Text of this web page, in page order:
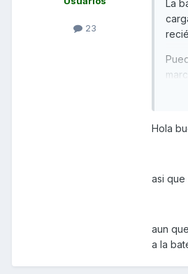
23
La
Hola
asi que
aun
a la